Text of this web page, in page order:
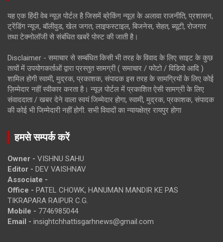
यह एक हिंदी वेब न्यूज़ पोर्टल है जिसमें ब्रेकिंग न्यूज़ के अलावा राजनीति, प्रशासन,
ट्रेंडिंग न्यूज, बॉलीवुड, खेल जगत, लाइफस्टाइल, बिजनेस, सेहत, ब्यूटी, रोजगार
तथा टेक्नोलॉजी से संबंधित खबरें पोस्ट की जाती है।
Disclaimer - समाचार से सम्बंधित किसी भी तरह के विवाद के लिए साइट के कुछ
तत्वों में उपयोगकर्ताओं द्वारा प्रस्तुत सामग्री ( समाचार / फोटो / विडियो आदि )
शामिल होगी स्वामी, मुद्रक, प्रकाशक, संपादक इस तरह के सामग्रियों के लिए कोई
ज़िम्मेदार नहीं स्वीकार करता है। न्यूज़ पोर्टल में प्रकाशित ऐसी सामग्री के लिए
संवाददाता / खबर देने वाला स्वयं जिम्मेदार होगा, स्वामी, मुद्रक, प्रकाशक, संपादक
की कोई भी जिम्मेदारी नहीं होगी. सभी विवादों का न्यायक्षेत्र रायपुर होगा
हमसे सम्पर्क करें
Owner - VISHNU SAHU
Editor - DEV VAISHNAV
Associate -
Office - PATEL CHOWK, HANUMAN MANDIR KE PAS
TIKRAPARA RAIPUR C.G.
Mobile - 7746985044
Email - insightchhattisgarhnews@gmail.com